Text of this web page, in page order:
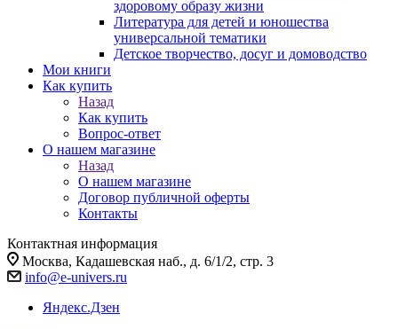
здоровому образу жизни
Литература для детей и юношества
универсальной тематики
Детское творчество, досуг и домоводство
Мои книги
Как купить
Назад
Как купить
Вопрос-ответ
О нашем магазине
Назад
О нашем магазине
Договор публичной оферты
Контакты
Контактная информация
Москва, Кадашевская наб., д. 6/1/2, стр. 3
info@e-univers.ru
Яндекс.Дзен